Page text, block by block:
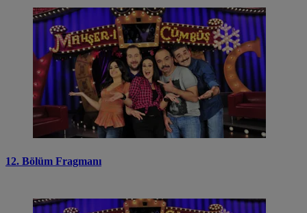
12. Bölüm Fragmanı